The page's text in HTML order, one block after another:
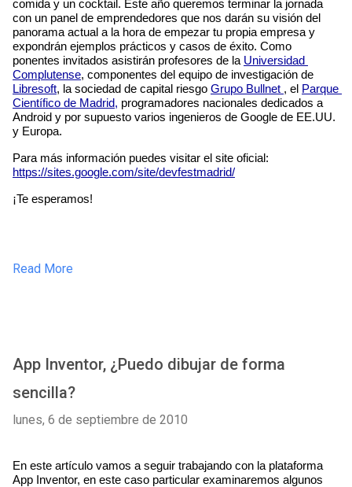
comida y un cocktail. Este año queremos terminar la jornada
con un panel de emprendedores que nos darán su visión del
panorama actual a la hora de empezar tu propia empresa y
expondrán ejemplos prácticos y casos de éxito. Como
ponentes invitados asistirán profesores de la Universidad
Complutense
Libresoft, la sociedad de capital riesgo Grupo Bullnet , el Parque
Científico de Madrid, programadores nacionales dedicados a
Android y por supuesto varios ingenieros de Google de EE.UU.
y Europa.
https://sites.google.com/site/devfestmadrid/
¡Te esperamos!
Read More
App Inventor, ¿Puedo dibujar de forma
sencilla?
lunes, 6 de septiembre de 2010
En este artículo vamos a seguir trabajando con la plataforma
App Inventor, en este caso particular examinaremos algunos